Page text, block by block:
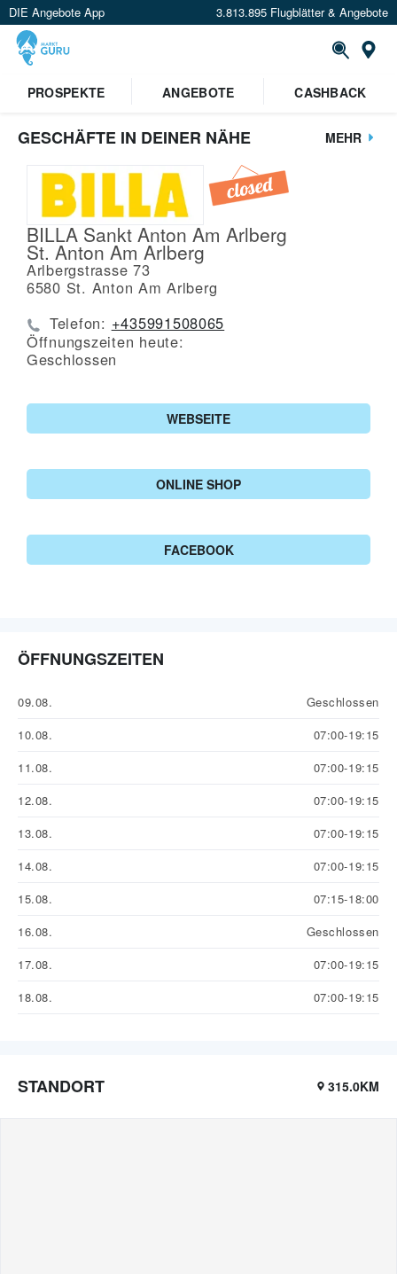
DIE Angebote App 3.813.895 Flugblätter & Angebote
PROSPEKTE
ANGEBOTE CASHBACK
GESCHÄFTE IN DEINER NÄHE MEHR
BILLA Sankt Anton Am Arlberg
St. Anton Am Arlberg
Arlbergstrasse 73
6580 St. Anton Am Arlberg
Telefon: +435991508065
Öffnungszeiten heute:
Geschlossen
WEBSEITE
ONLINE SHOP
FACEBOOK
ÖFFNUNGSZEITEN
09.08.
Geschlossen
10.08.
07:00-19:15
11.08.
07:00-19:15
12.08.
07:00-19:15
13.08.
07:00-19:15
14.08.
07:00-19:15
15.08.
07:15-18:00
16.08.
Geschlossen
17.08.
07:00-19:15
18.08.
07:00-19:15
STANDORT 315.0KM